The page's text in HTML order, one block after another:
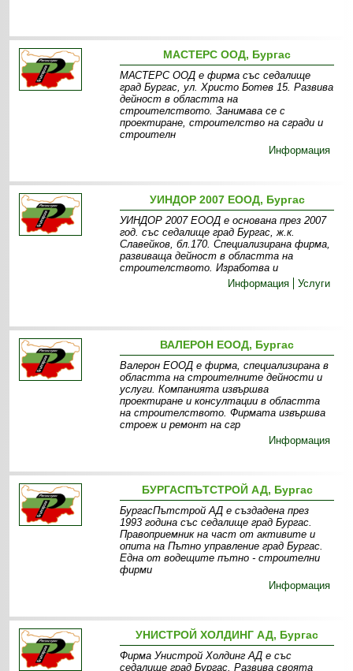
МАСТЕРС ООД, Бургас
МАСТЕРС ООД е фирма със седалище
град Бургас, ул. Христо Ботев 15. Развива
дейност в областта на
строителството. Занимава се с
проектиране, строителство на сгради и
строителн
Информация
УИНДОР 2007 ЕООД, Бургас
УИНДОР 2007 ЕООД е основана през 2007
год. със седалище град Бургас, ж.к.
Славейков, бл.170. Специализирана фирма,
развиваща дейност в областта на
строителството. Изработва и
Информация
Услуги
ВАЛЕРОН ЕООД, Бургас
Валерон ЕООД е фирма, специализирана в
областта на строителните дейности и
услуги. Компанията извършва
проектиране и консултации в областта
на строителството. Фирмата извършва
строеж и ремонт на сгр
Информация
БУРГАСПЪТСТРОЙ АД, Бургас
БургасПътстрой АД е създадена през
1993 година със седалище град Бургас.
Правоприемник на част от активите и
опита на Пътно управление град Бургас.
Една от водещите пътно - строителни
фирми
Информация
УНИСТРОЙ ХОЛДИНГ АД, Бургас
Фирма Унистрой Холдинг АД е със
седалище град Бургас. Развива своята